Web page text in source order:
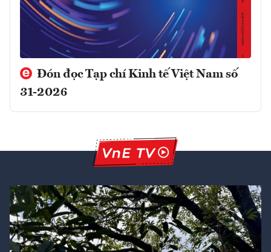
Đón đọc Tạp chí Kinh tế Việt Nam số
31-2026